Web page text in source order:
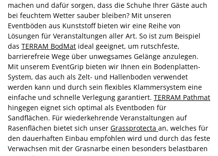
machen und dafür sorgen, dass die Schuhe Ihrer Gäste auch
bei feuchtem Wetter sauber bleiben? Mit unseren
Eventböden aus Kunststoff bieten wir eine Reihe von
Lösungen für Veranstaltungen aller Art. So ist zum Beispiel
das TERRAM BodMat ideal geeignet, um rutschfeste,
barrierefreie Wege über unwegsames Gelänge anzulegen.
Mit unserem EventGrip bieten wir Ihnen ein Bodenplatten-
System, das auch als Zelt- und Hallenboden verwendet
werden kann und durch sein flexibles Klammersystem eine
einfache und schnelle Verlegung garantiert. TERRAM Pathmat
hingegen eignet sich optimal als Eventboden für
Sandflächen. Für wiederkehrende Veranstaltungen auf
Rasenflächen bietet sich unser Grassprotecta an, welches für
den dauerhaften Einbau empfohlen wird und durch das feste
Verwachsen mit der Grasnarbe einen besonders belastbaren